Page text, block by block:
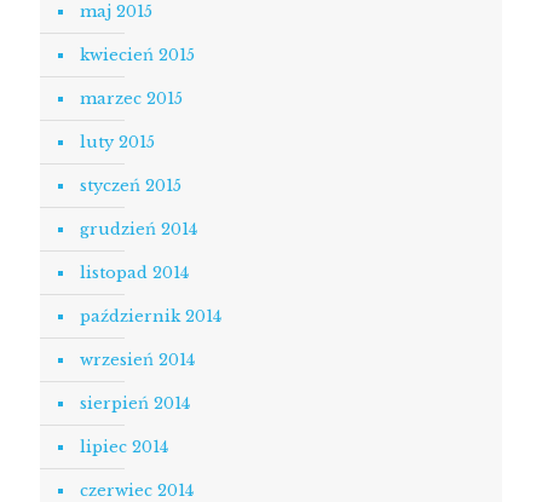
maj 2015
kwiecień 2015
marzec 2015
luty 2015
styczeń 2015
grudzień 2014
listopad 2014
październik 2014
wrzesień 2014
sierpień 2014
lipiec 2014
czerwiec 2014